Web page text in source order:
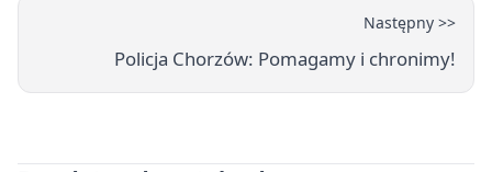
Następny >>
Policja Chorzów: Pomagamy i chronimy!